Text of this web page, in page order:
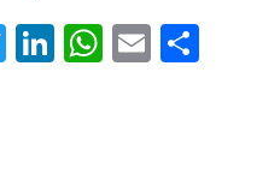
Twitter
LinkedIn
Email